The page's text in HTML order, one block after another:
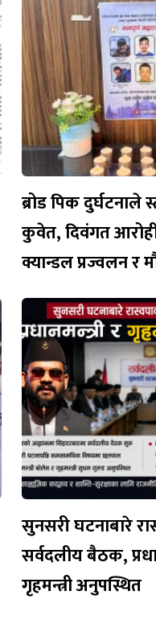
ब्रोड पिक दुर्घटनाले
कुवेत, दिवंगत
क्यान्डल प्रज्वलन र
सुनसरी घटनाबारे
सर्वदलीय बैठक,
गृहमन्त्री अनुपस्थित